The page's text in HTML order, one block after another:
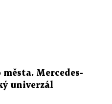
Mercedes-
univerzál